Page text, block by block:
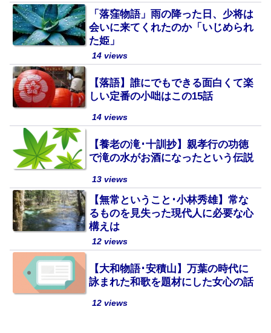
「落窪物語」雨の降った日、少将は
会いに来てくれたのか「いじめられ
た姫」
14 views
【落語】誰にでもできる面白くて楽
しい定番の小咄はこの15話
14 views
【養老の滝･十訓抄】親孝行の功徳
で滝の水がお酒になったという伝説
13 views
【無常ということ･小林秀雄】常な
るものを見失った現代人に必要な心
構えは
12 views
【大和物語･安積山】万葉の時代に
詠まれた和歌を題材にした女心の話
12 views